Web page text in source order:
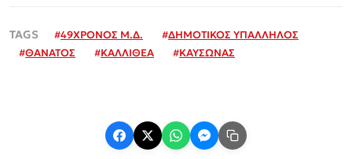
#49ΧΡΟΝΟΣ Μ.Δ. #ΔΗΜΟΤΙΚΟΣ ΥΠΑΛΛΗΛΟΣ
#ΘΑΝΑΤΟΣ #ΚΑΛΛΙΘΕΑ #ΚΑΥΣΩΝΑΣ